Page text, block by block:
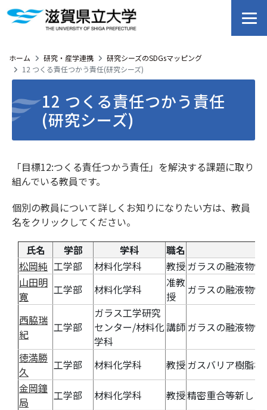
ホーム 研究・産学連携
研究シーズのSDGsマッピング
12 つくる責任つかう責任(研究シーズ)
12 つくる責任つかう責任
(研究シーズ)
「目標12:つくる責任つかう責任」を解決する課題に取り
組んでいる教員です。
個別の教員について詳しくお知りになりたい方は、教員
名をクリックしてください。
氏名
学部 学科
職名
松岡純 工学部 材料化学科 教授 ガラスの融液物
山田明
寛
工学部 材料化学科
准教
授
ガラスの融液物
西脇瑞
紀
工学部
ガラス工学研究
センター/材料化
学科
講師 ガラスの融液物
徳満勝
久
工学部 材料化学科 教授 ガスバリア樹脂材
金岡鐘
局
工学部 材料化学科 教授精密重合等新し